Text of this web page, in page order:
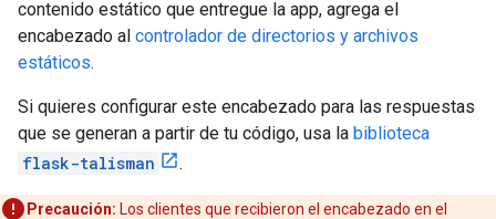
contenido estático que entregue la app, agrega el
encabezado al controlador de directorios y archivos
estáticos.
Si quieres configurar este encabezado para las respuestas
que se generan a partir de tu código, usa la biblioteca
flask-talisman
.
Precaución: Los clientes que recibieron el encabezado en el